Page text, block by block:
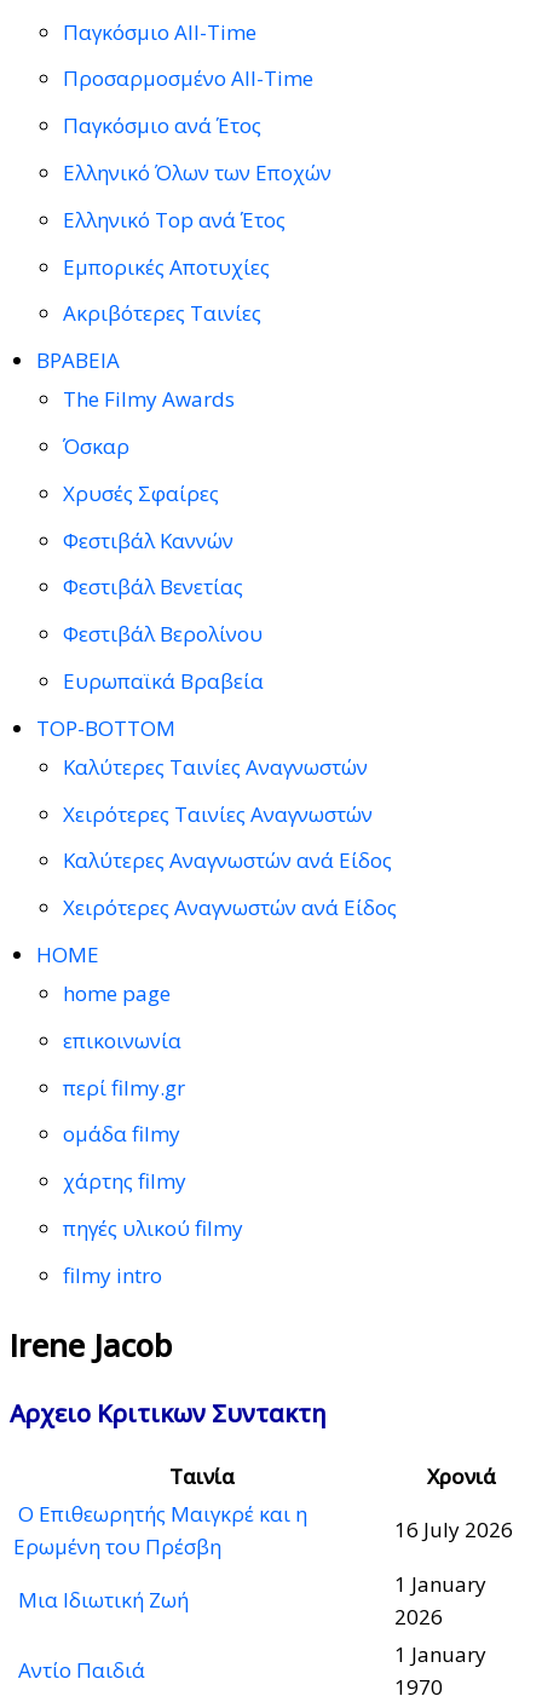
Παγκόσμιο All-Time
Προσαρμοσμένο All-Time
Παγκόσμιο ανά Έτος
Ελληνικό Όλων των Εποχών
Ελληνικό Top ανά Έτος
Εμπορικές Αποτυχίες
Ακριβότερες Ταινίες
ΒΡΑΒΕΙΑ
The Filmy Awards
Όσκαρ
Χρυσές Σφαίρες
Φεστιβάλ Καννών
Φεστιβάλ Βενετίας
Φεστιβάλ Βερολίνου
Ευρωπαϊκά Βραβεία
TOP-BOTTOM
Καλύτερες Ταινίες Αναγνωστών
Χειρότερες Ταινίες Αναγνωστών
Καλύτερες Αναγνωστών ανά Είδος
Χειρότερες Αναγνωστών ανά Είδος
HOME
home page
επικοινωνία
περί filmy.gr
ομάδα filmy
χάρτης filmy
πηγές υλικού filmy
filmy intro
Irene Jacob
Αρχειο Κριτικων Συντακτη
Ταινία
Χρονιά
Ο Επιθεωρητής Μαιγκρέ και η
Ερωμένη του Πρέσβη
16 July 2026
Μια Ιδιωτική Ζωή
1 January
2026
Αντίο Παιδιά
1 January
1970